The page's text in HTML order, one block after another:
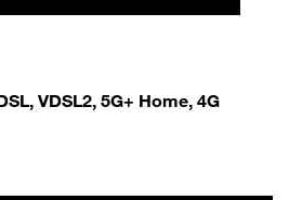
VDSL2, 5G+ Home, 4G